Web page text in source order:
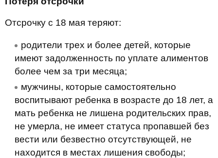
Отсрочку с 18 мая теряют:
родители трех и более детей, которые
имеют задолженность по уплате алиментов
более чем за три месяца;
мужчины, которые самостоятельно
воспитывают ребенка в возрасте до 18 лет, а
мать ребенка не лишена родительских прав,
не умерла, не имеет статуса пропавшей без
вести или безвестно отсутствующей, не
находится в местах лишения свободы;